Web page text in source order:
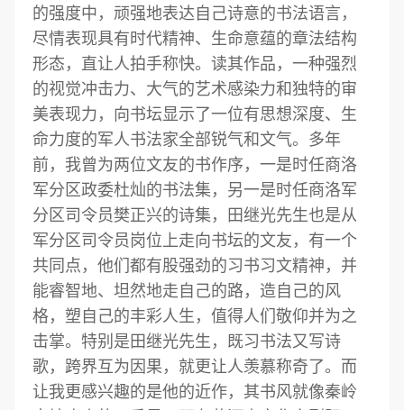
的强度中，顽强地表达自己诗意的书法语言，
尽情表现具有时代精神、生命意蕴的章法结构
形态，直让人拍手称快。读其作品，一种强烈
的视觉冲击力、大气的艺术感染力和独特的审
美表现力，向书坛显示了一位有思想深度、生
命力度的军人书法家全部锐气和文气。多年
前，我曾为两位文友的书作序，一是时任商洛
军分区政委杜灿的书法集，另一是时任商洛军
分区司令员樊正兴的诗集，田继光先生也是从
军分区司令员岗位上走向书坛的文友，有一个
共同点，他们都有股强劲的习书习文精神，并
能睿智地、坦然地走自己的路，造自己的风
格，塑自己的丰彩人生，值得人们敬仰并为之
击掌。特别是田继光先生，既习书法又写诗
歌，跨界互为因果，就更让人羡慕称奇了。而
让我更感兴趣的是他的近作，其书风就像秦岭